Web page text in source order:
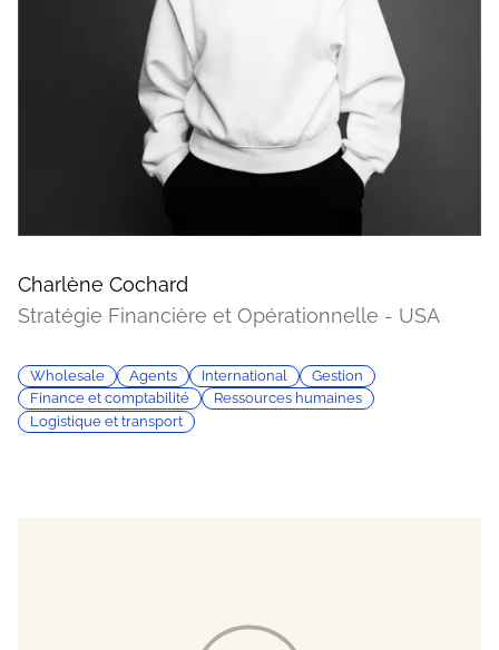
Charlène Cochard
Stratégie Financière et Opérationnelle - USA
Wholesale Agents International
Gestion
Finance et comptabilité
Ressources humaines
Logistique et transport